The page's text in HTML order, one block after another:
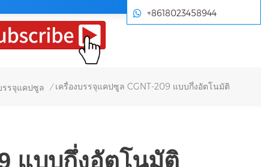
รรจุแคปซูล / เครื่องบรรจุแคปซูล CGNT-209 แบบกึ่งอัตโนมัติ
แบบกึ่งอัตโนมัติ
+8618023458944